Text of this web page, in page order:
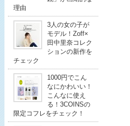
理由
3人の女の子が
モデル！Zoff×
田中里奈コレク
ションの新作を
チェック
1000円でこん
なにかわいい！
こんなに使え
る！3COINSの
限定コフレをチェック！